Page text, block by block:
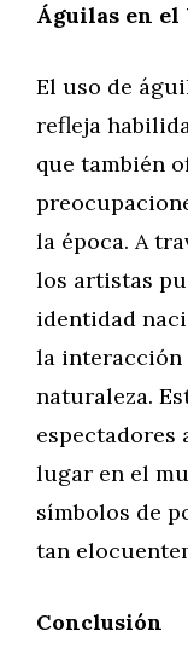
Águilas en
El uso de
refleja
que también
la época. A
los artistas
identidad
la interacción
naturaleza.
espectadores
lugar en el
símbolos de
tan
Conclusión